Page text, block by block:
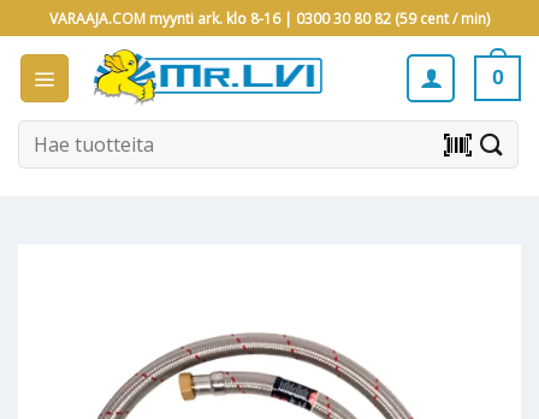
to
content
VARAAJA.COM myynti ark. klo 8-16 | 0300 30 80 82 (59 cent / min)
0
Etsi: barcode_scanner